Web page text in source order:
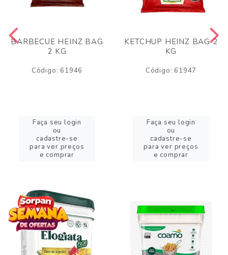
BARBECUE HEINZ BAG
2 KG
Código: 61946
Faça seu login
ou
cadastre-se
para ver preços
e comprar
KETCHUP HEINZ BAG 2
KG
Código: 61947
Faça seu login
ou
cadastre-se
para ver preços
e comprar